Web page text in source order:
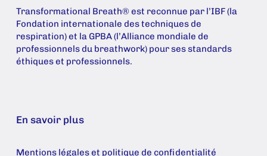
Transformational Breath® est reconnue par l’IBF (la
Fondation internationale des techniques de
respiration) et la GPBA (l’Alliance mondiale de
professionnels du breathwork) pour ses standards
éthiques et professionnels.
En savoir plus
Mentions légales et politique de confidentialité